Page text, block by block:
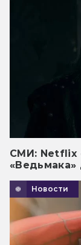
СМИ: Netflix
«Ведьмака»
Новости